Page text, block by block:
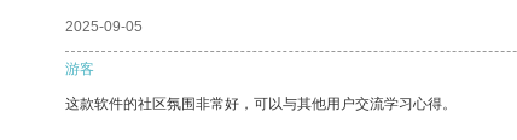
2025-09-05
游客
这款软件的社区氛围非常好，可以与其他用户交流学习心得。